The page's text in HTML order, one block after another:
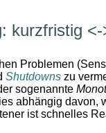
kurzfristig
Problemen
Shutdownszu
sogenannte
abhängig davon,
ist schnelles